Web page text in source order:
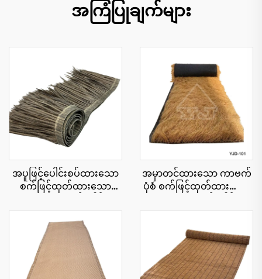
အကြံပြုချက်များ
အပူဖြင့်ပေါင်းစပ်ထားသော
စက်ဖြင့်ထုတ်ထားသော
ပြား ၅၀ စင်တီမီတာ x ၃
မီတာ၊ မီးခံနိုင်ရည်ပိုမို
ကောင်းမွန်ခြင်း
အမှာတင်ထားသော ကာဗက်
ပုံစံ စက်ဖြင့်ထုတ်ထားသော
cu roll 1x15 မီတာ အကျယ်၊